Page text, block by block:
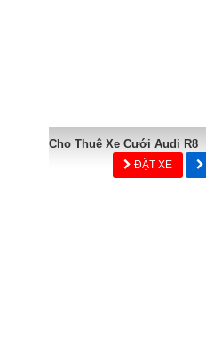
Cho Thuê Xe Cưới Audi R8
ĐẶT XE